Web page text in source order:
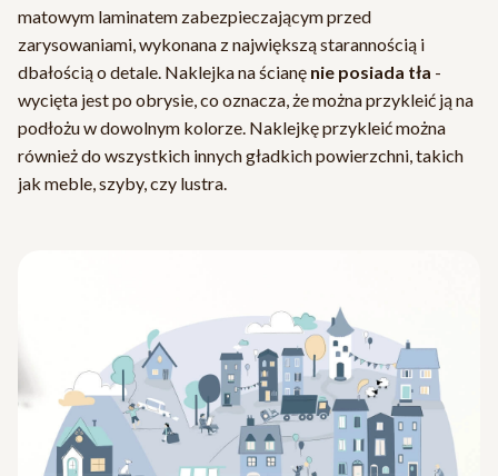
matowym laminatem zabezpieczającym przed
zarysowaniami, wykonana z największą starannością i
dbałością o detale. Naklejka na ścianę nie posiada tła -
wycięta jest po obrysie, co oznacza, że można przykleić ją na
podłożu w dowolnym kolorze. Naklejkę przykleić można
również do wszystkich innych gładkich powierzchni, takich
jak meble, szyby, czy lustra.